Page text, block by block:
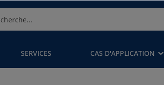
SERVICES CAS D'APPLICATION